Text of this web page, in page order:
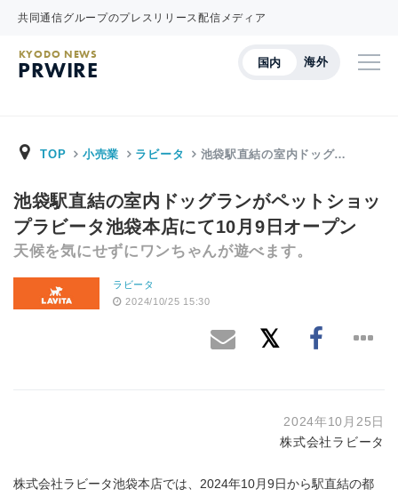
共同通信グループのプレスリリース配信メディア
国内 海外
KYODO NEWS
PRWIRE
TOP 小売業 ラビータ 池袋駅直結の室内ドッグ…
池袋駅直結の室内ドッグランがペットショッ
プラビータ池袋本店にて10月9日オープン
天候を気にせずにワンちゃんが遊べます。
ラビータ
2024/10/25 15:30
2024年10月25日
株式会社ラビータ
株式会社ラビータ池袋本店では、2024年10月9日から駅直結の都